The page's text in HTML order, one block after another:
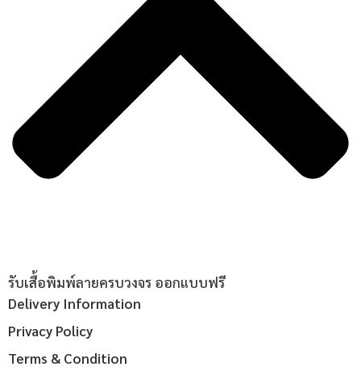
รับเสื้อพิมพ์ลายครบวงจร ออกแบบฟรี
Delivery Information
Privacy Policy
Terms & Condition